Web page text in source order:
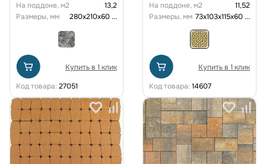
На поддоне, м2
13,2
Размеры, мм
280х210х60...
Купить в 1 клик
Код товара: 27051
На поддоне, м2
11,52
Размеры, мм 73х103х115х60...
Купить в 1 клик
Код товара: 14607